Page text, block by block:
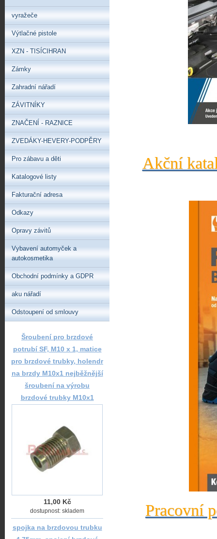
Akční
Pracovní
vyražeče
Výtlačné pistole
XZN - TISÍCIHRAN
Zámky
Zahradní nářadí
ZÁVITNÍKY
ZNAČENÍ - RAZNICE
ZVEDÁKY-HEVERY-PODPĚRY
Pro zábavu a děti
Katalogové listy
Fakturační adresa
Odkazy
Opravy závitů
Vybavení automyček a
autokosmetika
Obchodní podmínky a GDPR
aku nářadí
Odstoupení od smlouvy
Šroubení pro brzdové
potrubí SF, M10 x 1, matice
pro brzdové trubky, holendr
na brzdy M10x1 nejběžnější
šroubení na výrobu
brzdové trubky M10x1
11,00 Kč
dostupnost: skladem
spojka na brzdovou trubku